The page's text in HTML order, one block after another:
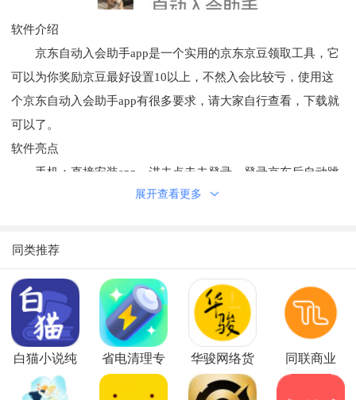
软件介绍
京东自动入会助手app是一个实用的京东京豆领取工具，它
可以为你奖励京豆最好设置10以上，不然入会比较亏，使用这
个京东自动入会助手app有很多要求，请大家自行查看，下载就
可以了。
软件亮点
手机：直接安装app，进去点击去登录，登录京东后自动跳
转回页面，然后即可进行操作
器方式把）
执行脚本的浏览器）
软件优势
1.每天都有很多任务要完成，可以有所成就。解锁更多有趣
的任务。
2.每天空闲时间浇水施肥，完成相关种植任务，会带来很好
展开查看更多
同类推荐
白猫小说纯
净版
省电清理专
华骏网络货
运平台
同联商业